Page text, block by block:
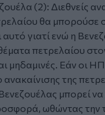
(2): Διεθνείς
θα μπορούσε
γιατί ενώ η
πετρελαίου
μηδαμινές. Εάν οι
της
μπορεί να
ωθώντας την